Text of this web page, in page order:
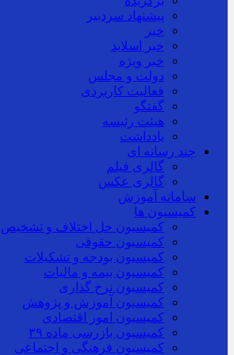
پیشنهاد سردبیر
خبر
خبر اسلايد
خبر ویژه
دولت و مجلس
فعالیت کاربردی
گفتگو
هیئت رئیسه
یادداشت
چند رسانه ای
گالری فیلم
گالری عکس
سامانه آموزش
کمیسیون ها
کمیسیون حل اختلاف و تشخیص
کمیسیون حقوقی
کمیسیون بودجه و تشکیلات
کمیسیون بیمه و مالیات
کمیسیون نرخ گذاری
کمیسیون آموزش و پژوهش
کمیسیون امور اقتصادی
کمیسیون بازرسی ماده ۳۹
کمیسیون فرهنگی و اجتماعی